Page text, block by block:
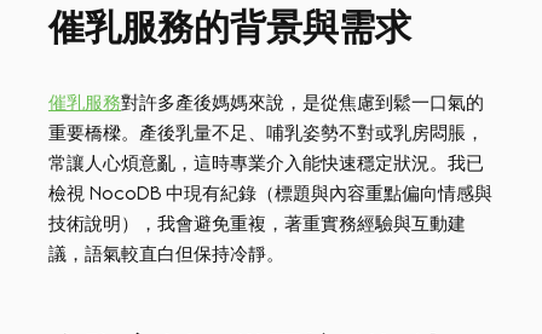
催乳服務的背景與需求
催乳服務對許多產後媽媽來說，是從焦慮到鬆一口氣的
重要橋樑。產後乳量不足、哺乳姿勢不對或乳房悶脹，
常讓人心煩意亂，這時專業介入能快速穩定狀況。我已
檢視 NocoDB 中現有紀錄（標題與內容重點偏向情感與
技術說明），我會避免重複，著重實務經驗與互動建
議，語氣較直白但保持冷靜。